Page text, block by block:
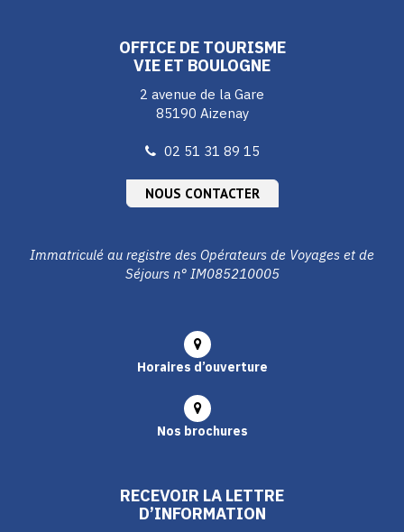
OFFICE DE TOURISME
VIE ET BOULOGNE
2 avenue de la Gare
85190 Aizenay
02 51 31 89 15
NOUS CONTACTER
Immatriculé au registre des Opérateurs de Voyages et de
Séjours n° IM085210005
Horaires d’ouverture
Nos brochures
RECEVOIR LA LETTRE
D’INFORMATION